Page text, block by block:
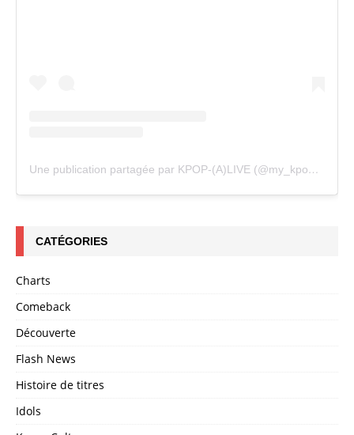
Une publication partagée par KPOP-(A)LIVE (@my_kpopalive)
CATÉGORIES
Charts
Comeback
Découverte
Flash News
Histoire de titres
Idols